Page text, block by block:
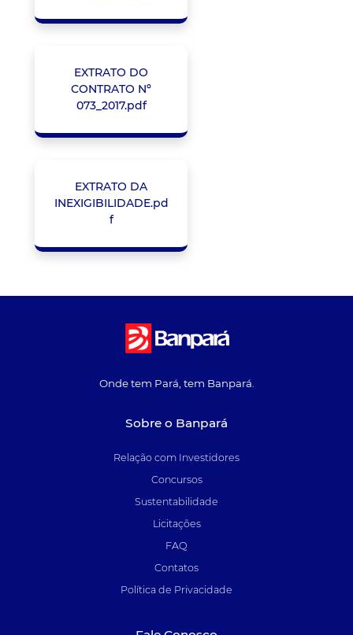
EXTRATO DO
CONTRATO Nº
073_2017.pdf
EXTRATO DA
INEXIGIBILIDADE.pd
f
Onde tem Pará, tem Banpará.
Sobre o Banpará
Relação com Investidores
Concursos
Sustentabilidade
Licitações
FAQ
Contatos
Política de Privacidade